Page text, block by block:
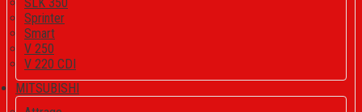
Sprinter
Smart
V 250
V 220 CDI
MITSUBISHI